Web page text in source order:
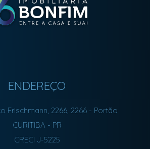
ENDEREÇO
Frischmann, 2266, 2266 - Portão
CURITIBA - PR
CRECI J-5225